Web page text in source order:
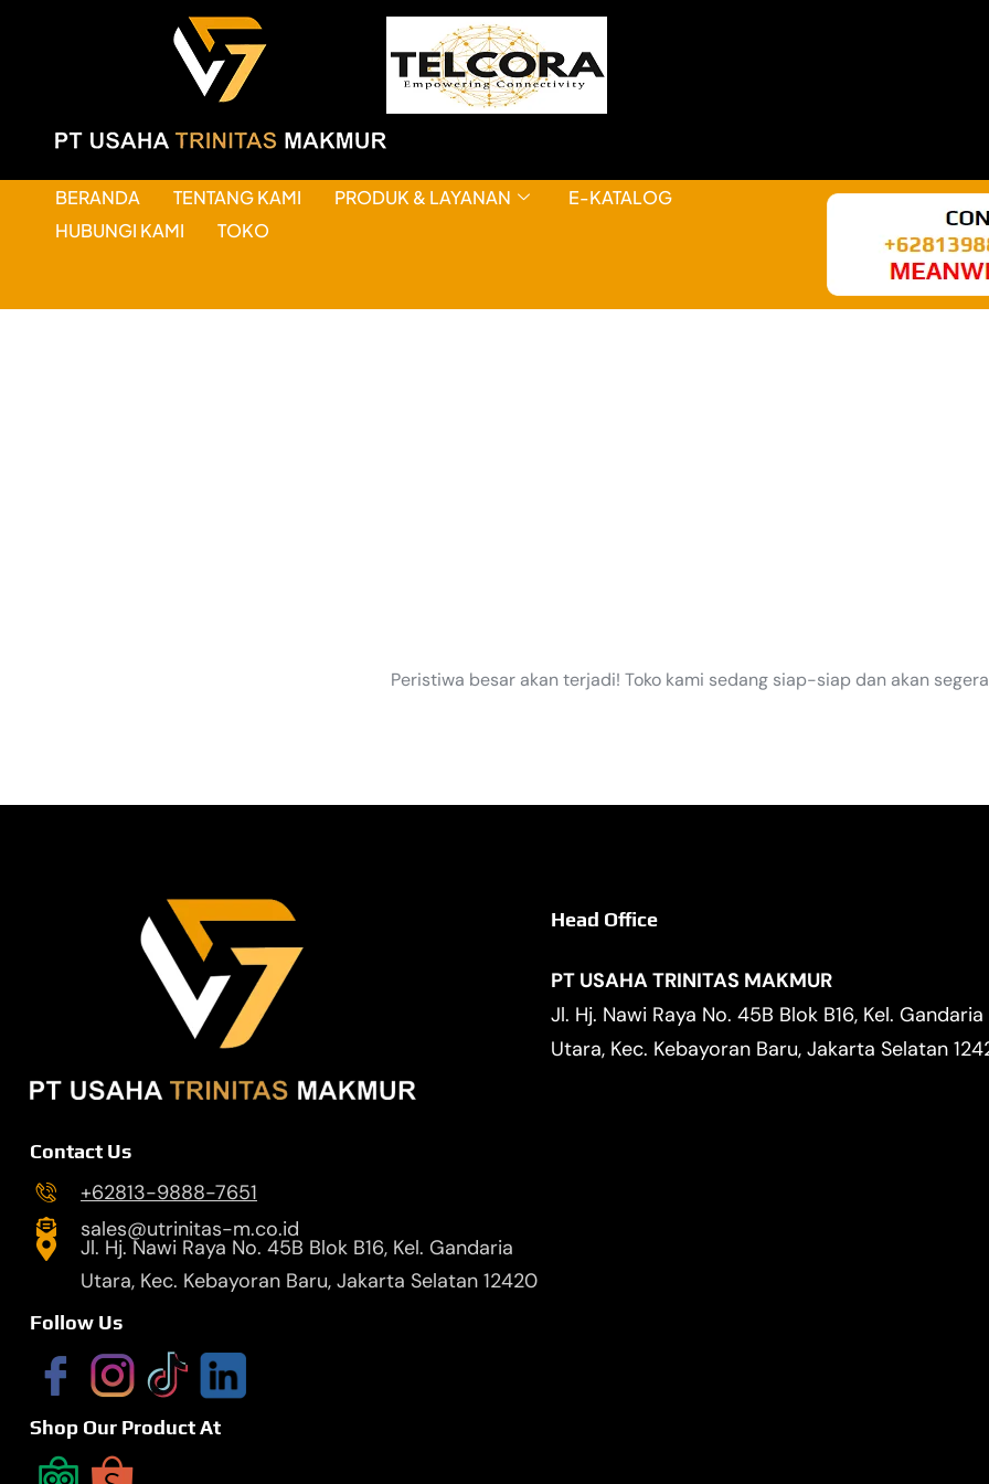
BERANDA TENTANG KAMI PRODUK & LAYANAN
E-KATALOG
HUBUNGI KAMI
TOKO
Peristiwa besar akan terjadi! Toko kami sedang siap-siap dan akan
Contact Us
+62813-9888-7651
sales@utrinitas-m.co.id
Jl. Hj. Nawi Raya No. 45B Blok B16, Kel. Gandaria
Utara, Kec. Kebayoran Baru, Jakarta Selatan 12420
Follow Us
Shop Our Product At
Head Office
PT USAHA TRINITAS MAKMUR
Jl. Hj. Nawi Raya No. 45B Blok B16, Kel. Gandaria
Utara, Kec. Kebayoran Baru, Jakarta Selatan